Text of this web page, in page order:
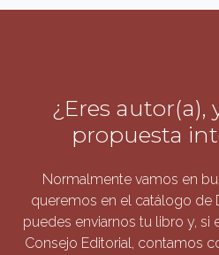
¿Eres autor(a),
propuesta
Normalmente vamos en
queremos en el catálogo de
puedes enviarnos tu libro y, si
Consejo Editorial, contamos